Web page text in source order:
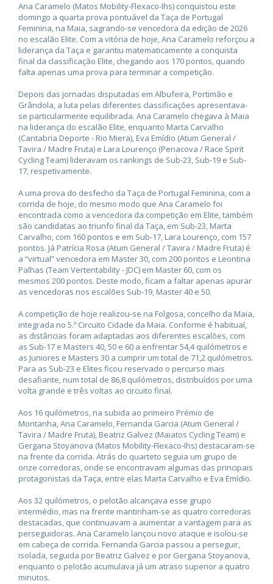
Ana Caramelo (Matos Mobility-Flexaco-Ihs) conquistou este
domingo a quarta prova pontuável da Taça de Portugal
Feminina, na Maia, sagrando-se vencedora da edição de 2026
no escalão Elite. Com a vitória de hoje, Ana Caramelo reforçou a
liderança da Taça e garantiu matematicamente a conquista
final da classificação Elite, chegando aos 170 pontos, quando
falta apenas uma prova para terminar a competição.
Depois das jornadas disputadas em Albufeira, Portimão e
Grândola, a luta pelas diferentes classificações apresentava-
se particularmente equilibrada. Ana Caramelo chegava à Maia
na liderança do escalão Elite, enquanto Marta Carvalho
(Cantabria Deporte - Rio Miera), Eva Emídio (Atum General /
Tavira / Madre Fruta) e Lara Lourenço (Penacova / Race Spirit
Cycling Team) lideravam os rankings de Sub-23, Sub-19 e Sub-
17, respetivamente.
A uma prova do desfecho da Taça de Portugal Feminina, com a
corrida de hoje, do mesmo modo que Ana Caramelo foi
encontrada como a vencedora da competição em Elite, também
são candidatas ao triunfo final da Taça, em Sub-23, Marta
Carvalho, com 160 pontos e em Sub-17, Lara Lourenço, com 157
pontos. Já Patrícia Rosa (Atum General / Tavira / Madre Fruta) é
a “virtual” vencedora em Master 30, com 200 pontos e Leontina
Palhas (Team Vertentability - JDC) em Master 60, com os
mesmos 200 pontos. Deste modo, ficam a faltar apenas apurar
as vencedoras nos escalões Sub-19, Master 40 e 50.
A competição de hoje realizou-se na Folgosa, concelho da Maia,
integrada no 5.º Circuito Cidade da Maia. Conforme é habitual,
as distâncias foram adaptadas aos diferentes escalões, com
as Sub-17 e Masters 40, 50 e 60 a enfrentar 54,4 quilómetros e
as Juniores e Masters 30 a cumprir um total de 71,2 quilómetros.
Para as Sub-23 e Elites ficou reservado o percurso mais
desafiante, num total de 86,8 quilómetros, distribuídos por uma
volta grande e três voltas ao circuito final.
Aos 16 quilómetros, na subida ao primeiro Prémio de
Montanha, Ana Caramelo, Fernanda Garcia (Atum General /
Tavira / Madre Fruta), Beatriz Galvez (Maiatos Cycling Team) e
Gergana Stoyanova (Matos Mobility-Flexaco-Ihs) destacaram-se
na frente da corrida. Atrás do quarteto seguia um grupo de
onze corredoras, onde se encontravam algumas das principais
protagonistas da Taça, entre elas Marta Carvalho e Eva Emídio.
Aos 32 quilómetros, o pelotão alcançava esse grupo
intermédio, mas na frente mantinham-se as quatro corredoras
destacadas, que continuavam a aumentar a vantagem para as
perseguidoras. Ana Caramelo lançou novo ataque e isolou-se
em cabeça de corrida. Fernanda Garcia passou a perseguir,
isolada, seguida por Beatriz Galvez e por Gergana Stoyanova,
enquanto o pelotão acumulava já um atraso superior a quatro
minutos.